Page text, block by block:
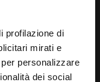
profilazione di
mirati e
personalizzare
dei social